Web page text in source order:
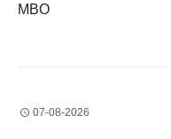
MBO
07-08-2026